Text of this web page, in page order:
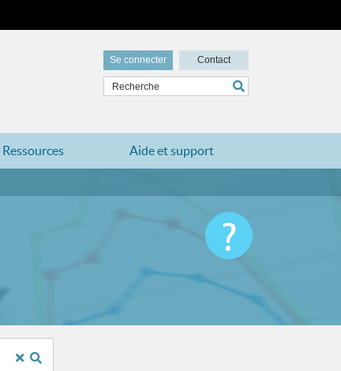
Se connecter Contact
Ressources Aide et support